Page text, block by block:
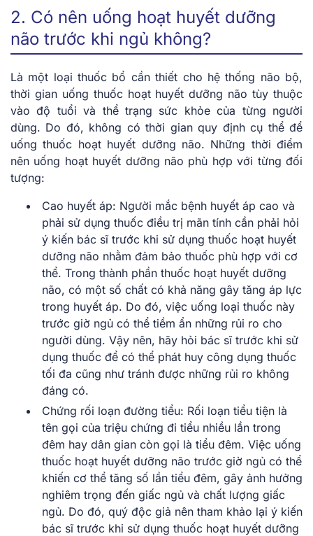
2. Có nên uống hoạt huyết dưỡng
não trước khi ngủ không?
Là một loại thuốc bổ cần thiết cho hệ thống não bộ,
thời gian uống thuốc hoạt huyết dưỡng não tùy thuộc
vào độ tuổi và thể trạng sức khỏe của từng người
dùng. Do đó, không có thời gian quy định cụ thể để
uống thuốc hoạt huyết dưỡng não. Những thời điểm
nên uống hoạt huyết dưỡng não phù hợp với từng đối
tượng:
Cao huyết áp: Người mắc bệnh huyết áp cao và
phải sử dụng thuốc điều trị mãn tính cần phải hỏi
ý kiến bác sĩ trước khi sử dụng thuốc hoạt huyết
dưỡng não nhằm đảm bảo thuốc phù hợp với cơ
thể. Trong thành phần thuốc hoạt huyết dưỡng
não, có một số chất có khả năng gây tăng áp lực
trong huyết áp. Do đó, việc uống loại thuốc này
trước giờ ngủ có thể tiềm ẩn những rủi ro cho
người dùng. Vậy nên, hãy hỏi bác sĩ trước khi sử
dụng thuốc để có thể phát huy công dụng thuốc
tối đa cũng như tránh được những rủi ro không
đáng có.
Chứng rối loạn đường tiểu: Rối loạn tiểu tiện là
tên gọi của triệu chứng đi tiểu nhiều lần trong
đêm hay dân gian còn gọi là tiểu đêm. Việc uống
thuốc hoạt huyết dưỡng não trước giờ ngủ có thể
khiến cơ thể tăng số lần tiểu đêm, gây ảnh hưởng
nghiêm trọng đến giấc ngủ và chất lượng giấc
ngủ. Do đó, quý độc giả nên tham khảo lại ý kiến
bác sĩ trước khi sử dụng thuốc hoạt huyết dưỡng